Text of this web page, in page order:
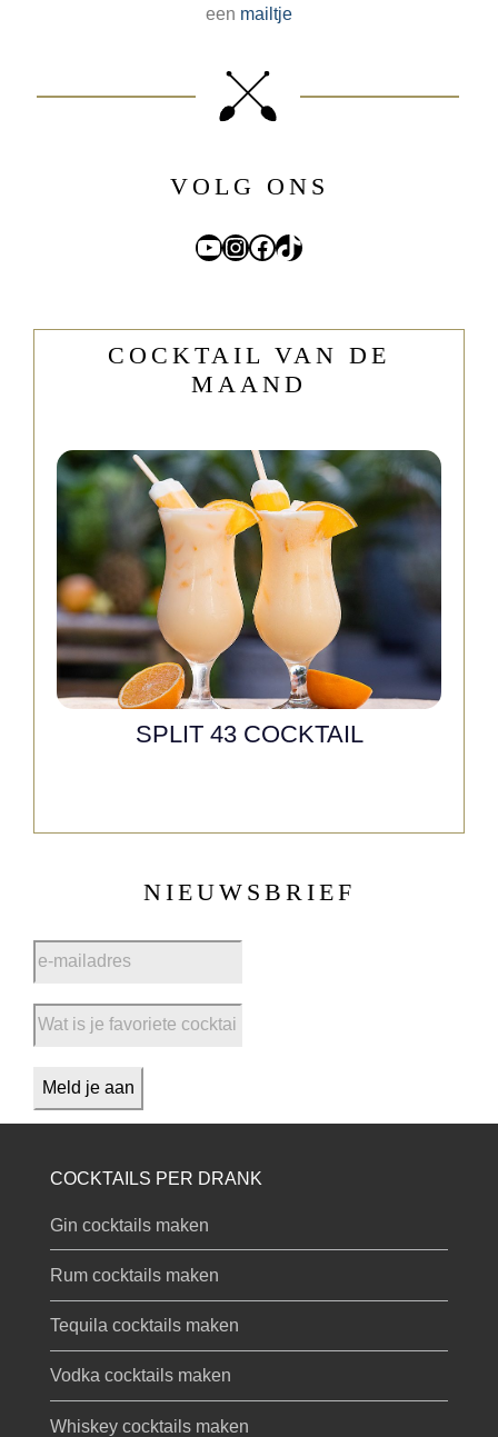
een mailtje
VOLG ONS
YouTube
Instagram
Facebook
TikTok
COCKTAIL VAN DE
MAAND
SPLIT 43 COCKTAIL
NIEUWSBRIEF
COCKTAILS PER DRANK
Gin cocktails maken
Rum cocktails maken
Tequila cocktails maken
Vodka cocktails maken
Whiskey cocktails maken